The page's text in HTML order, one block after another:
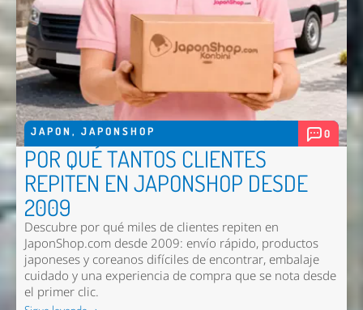
JAPON , JAPONSHOP 0
POR QUÉ TANTOS CLIENTES
REPITEN EN JAPONSHOP DESDE
2009
Descubre por qué miles de clientes repiten en
JaponShop.com desde 2009: envío rápido, productos
japoneses y coreanos difíciles de encontrar, embalaje
cuidado y una experiencia de compra que se nota desde
el primer clic.